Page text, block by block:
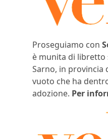
Proseguiamo con
è munita di libretto
Sarno, in provincia
vuoto che ha
adozione. Per